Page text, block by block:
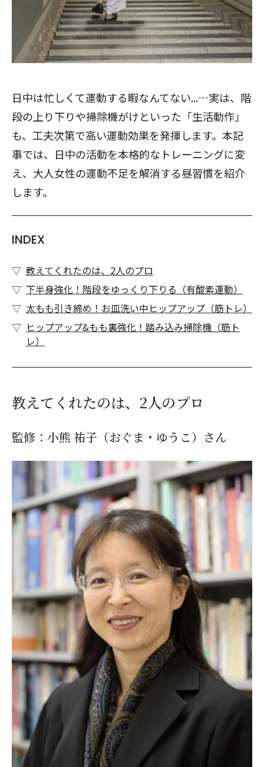
日中は忙しくて運動する暇なんてない...…実は、階
段の上り下りや掃除機がけといった「生活動作」
も、工夫次第で高い運動効果を発揮します。本記
事では、日中の活動を本格的なトレーニングに変
え、大人女性の運動不足を解消する昼習慣を紹介
します。
INDEX
教えてくれたのは、2人のプロ
下半身強化！階段をゆっくり下りる（有酸素運動）
太もも引き締め！お皿洗い中ヒップアップ（筋トレ）
ヒップアップ&もも裏強化！踏み込み掃除機（筋ト
レ）
教えてくれたのは、2人のプロ
監修：小熊 祐子（おぐま・ゆうこ）さん